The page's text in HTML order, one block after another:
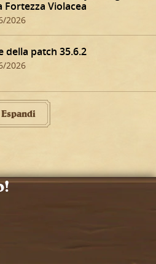
Fortezza Violacea
2026
della patch 35.6.2
2026
Espandi